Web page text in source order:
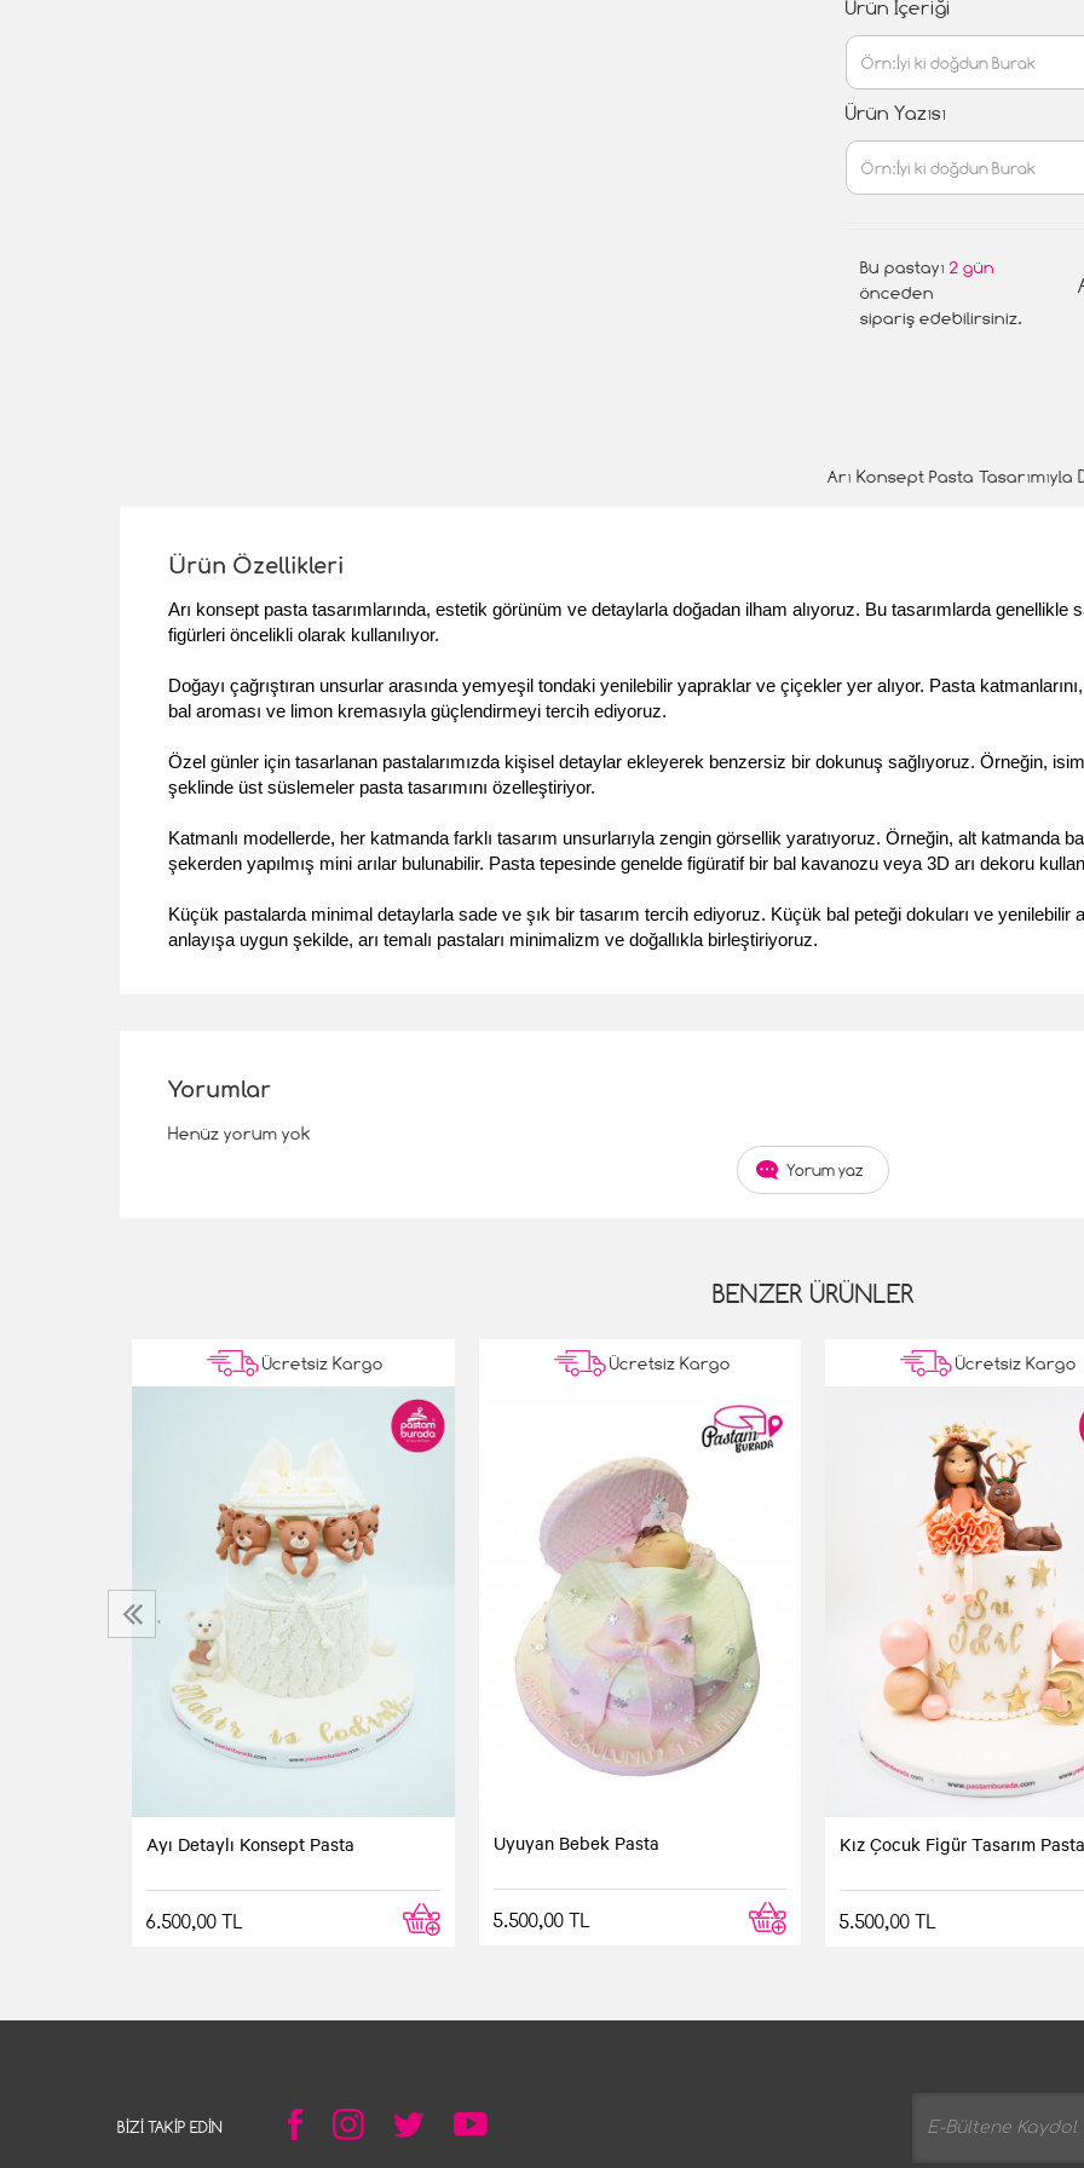
Ürün İçeriği
Ürün Yazısı
Bu pastayı 2 gün
önceden
sipariş edebilirsiniz.
Arı Konsept Pasta
Ürün Özellikleri
Arı konsept pasta tasarımlarında, estetik görünüm ve detaylarla doğadan ilham alıyoruz. Bu tasarımlarda genellikle
figürleri öncelikli olarak kullanılıyor.
Doğayı çağrıştıran unsurlar arasında yemyeşil tondaki yenilebilir yapraklar ve çiçekler yer alıyor. Pasta
bal aroması ve limon kremasıyla güçlendirmeyi tercih ediyoruz.
Özel günler için tasarlanan pastalarımızda kişisel detaylar ekleyerek benzersiz bir dokunuş sağlıyoruz. Örneğin, isim
şeklinde üst süslemeler pasta tasarımını özelleştiriyor.
Katmanlı modellerde, her katmanda farklı tasarım unsurlarıyla zengin görsellik yaratıyoruz. Örneğin, alt katmanda
şekerden yapılmış mini arılar bulunabilir. Pasta tepesinde genelde figüratif bir bal kavanozu veya 3D arı dekoru
Küçük pastalarda minimal detaylarla sade ve şık bir tasarım tercih ediyoruz. Küçük bal peteği dokuları ve yenilebilir
anlayışa uygun şekilde, arı temalı pastaları minimalizm ve doğallıkla birleştiriyoruz.
Yorumlar
Henüz yorum yok
Yorum yaz
BENZER ÜRÜNLER
Ücretsiz Kargo
Ayı Detaylı Konsept Pasta
6.500,00 TL
Ücretsiz Kargo
Uyuyan Bebek Pasta
5.500,00 TL
Ücretsiz Kargo
Kız Çocuk Figür Tasarım Pasta
5.500,00 TL
‹
BIZI TAKIP EDIN